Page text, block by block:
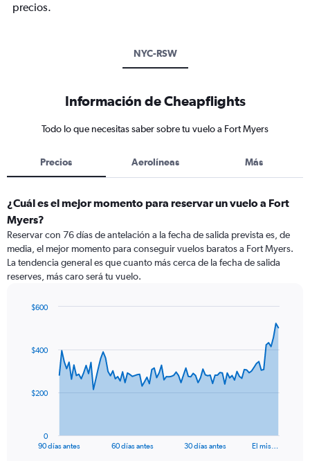
precios.
NYC-RSW
Información de Cheapflights
Todo lo que necesitas saber sobre tu vuelo a Fort Myers
Precios Aerolíneas Más
¿Cuál es el mejor momento para reservar un vuelo a Fort
Myers?
Reservar con 76 días de antelación a la fecha de salida prevista es, de
media, el mejor momento para conseguir vuelos baratos a Fort Myers.
La tendencia general es que cuanto más cerca de la fecha de salida
reserves, más caro será tu vuelo.
data
The
90 días antes 60 días antes 30 días antes El mis…
0
$200
$400
$600